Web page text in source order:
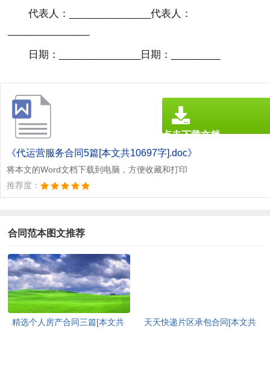
代表人：_______________代表人：
日期：_______________日期：_________
《代运营服务合同5篇[本文共10697字].doc》
将本文的Word文档下载到电脑，方便收藏和打印
推荐度：
点击下载文档
文档为doc格式
合同范本图文推荐
精选个人房产合同三篇[本文共
天天快递片区承包合同[本文共